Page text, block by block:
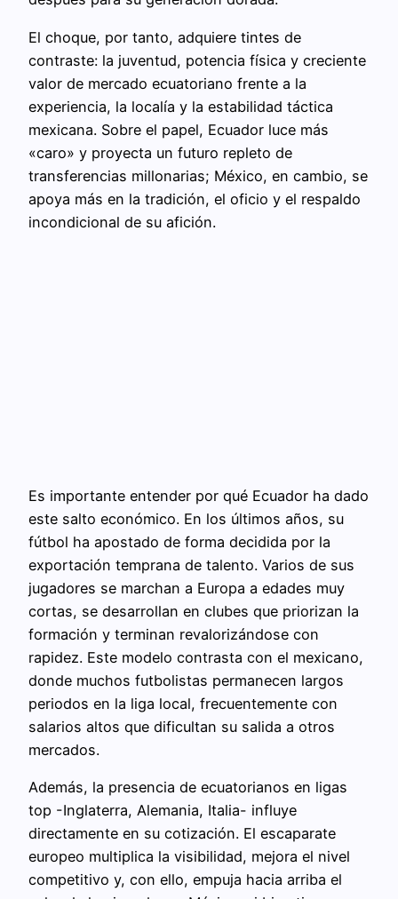
El choque, por tanto, adquiere tintes de
contraste: la juventud, potencia física y creciente
valor de mercado ecuatoriano frente a la
experiencia, la localía y la estabilidad táctica
mexicana. Sobre el papel, Ecuador luce más
«caro» y proyecta un futuro repleto de
transferencias millonarias; México, en cambio, se
apoya más en la tradición, el oficio y el respaldo
incondicional de su afición.
Es importante entender por qué Ecuador ha dado
este salto económico. En los últimos años, su
fútbol ha apostado de forma decidida por la
exportación temprana de talento. Varios de sus
jugadores se marchan a Europa a edades muy
cortas, se desarrollan en clubes que priorizan la
formación y terminan revalorizándose con
rapidez. Este modelo contrasta con el mexicano,
donde muchos futbolistas permanecen largos
periodos en la liga local, frecuentemente con
salarios altos que dificultan su salida a otros
mercados.
Además, la presencia de ecuatorianos en ligas
top -Inglaterra, Alemania, Italia- influye
directamente en su cotización. El escaparate
europeo multiplica la visibilidad, mejora el nivel
competitivo y, con ello, empuja hacia arriba el